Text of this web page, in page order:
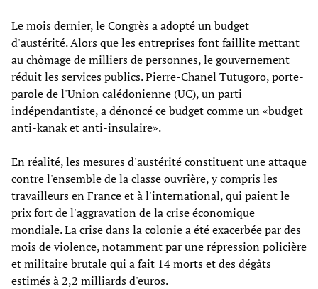
Le mois dernier, le Congrès a adopté un budget
d'austérité. Alors que les entreprises font faillite mettant
au chômage de milliers de personnes, le gouvernement
réduit les services publics. Pierre-Chanel Tutugoro, porte-
parole de l'Union calédonienne (UC), un parti
indépendantiste, a dénoncé ce budget comme un «budget
anti-kanak et anti-insulaire».
En réalité, les mesures d'austérité constituent une attaque
contre l'ensemble de la classe ouvrière, y compris les
travailleurs en France et à l'international, qui paient le
prix fort de l'aggravation de la crise économique
mondiale. La crise dans la colonie a été exacerbée par des
mois de violence, notamment par une répression policière
et militaire brutale qui a fait 14 morts et des dégâts
estimés à 2,2 milliards d'euros.